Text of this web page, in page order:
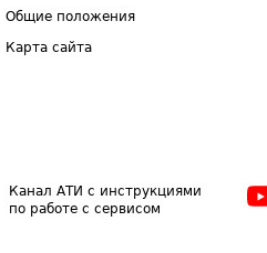
Общие положения
Карта сайта
Канал АТИ с инструкциями
по работе с сервисом